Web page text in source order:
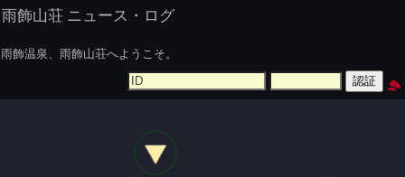
雨飾山荘 ニュース・ログ
雨飾温泉、雨飾山荘へようこそ。